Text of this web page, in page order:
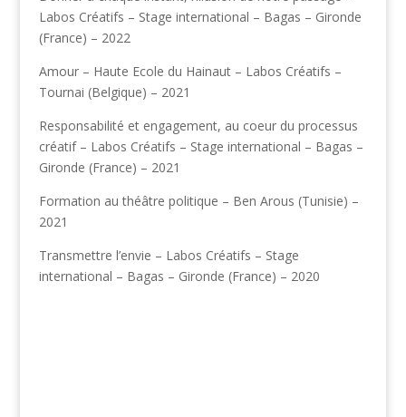
Labos Créatifs – Stage international – Bagas – Gironde
(France) – 2022
Amour – Haute Ecole du Hainaut – Labos Créatifs –
Tournai (Belgique) – 2021
Responsabilité et engagement, au coeur du processus
créatif – Labos Créatifs – Stage international – Bagas –
Gironde (France) – 2021
Formation au théâtre politique – Ben Arous (Tunisie) –
2021
Transmettre l’envie – Labos Créatifs – Stage
international – Bagas – Gironde (France) – 2020